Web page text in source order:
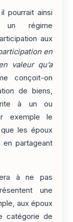
pourrait ainsi
un régime
aux
en
valeur qu’a
conçoit-on
de biens,
à un ou
exemple le
les époux
partageant
à ne pas
une
aux époux
catégorie de